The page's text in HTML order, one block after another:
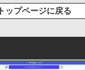
リスオーヤマ DT-JF *
方J） [ 地球の歩き方
スイヤホン bluetooth
ブルートゥースHi-
会議(ホワイト)
カ・コーラ やかんの
レス 650mlPET×24
ビッグガンガンコミッ
トップページに戻る